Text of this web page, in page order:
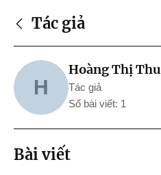
Tác giả
H
Hoàng Thị
Tác giả
Số bài viết: 1
Bài viết